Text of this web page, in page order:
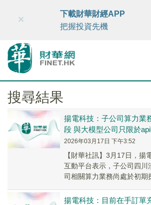
財華智庫網 FINTV FINMETA
×
下載財華財經APP
把握投資先機
搜尋結果
揚電科技：子公司算力業
段 與大模型公司只限於
2026年03月17日 下午3:52
【財華社訊】3月17日，揚
互動平台表示，子公司四川
司相關算力業務尚處於初期
揚電科技：目前在手訂單